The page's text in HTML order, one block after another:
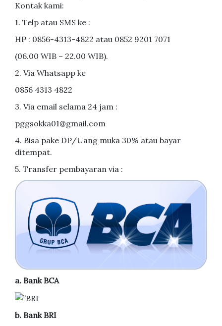
Kontak kami:
1. Telp atau SMS ke :
HP : 0856-4313-4822 atau 0852 9201 7071
(06.00 WIB – 22.00 WIB).
2. Via Whatsapp ke
0856 4313 4822
3. Via email selama 24 jam :
pggsokka01@gmail.com
4. Bisa pake DP/Uang muka 30% atau bayar
ditempat.
5. Transfer pembayaran via :
a. Bank BCA
b. Bank BRI